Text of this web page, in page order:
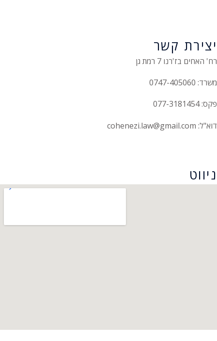
יצירת קשר
רח' האחים בז'רנו 7 רמת גן
משרד: 0747-405060
פקס: 077-3181454
דוא"ל: cohenezi.law@gmail.com
ניווט